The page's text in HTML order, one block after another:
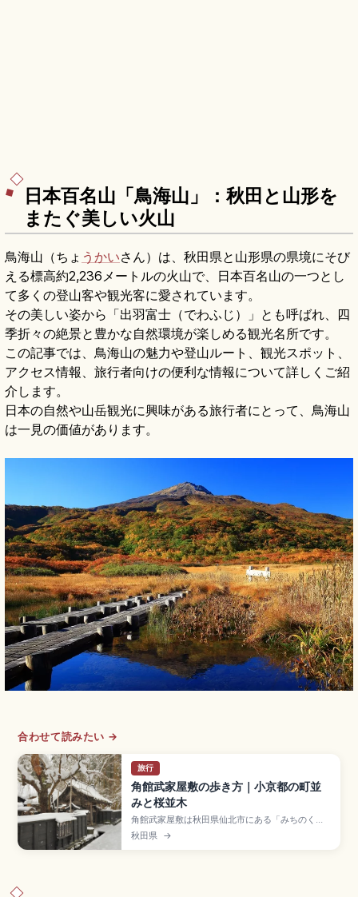
日本百名山「鳥海山」：秋田と山形を
またぐ美しい火山
鳥海山（ちょ うかいさん）は、秋田県と山形県の県境にそび
える標高約2,236メートルの火山で、日本百名山の一つとし
て多くの登山客や観光客に愛されています。
その美しい姿から「出羽富士（でわふじ）」とも呼ばれ、四
季折々の絶景と豊かな自然環境が楽しめる観光名所です。
この記事では、鳥海山の魅力や登山ルート、観光スポット、
アクセス情報、旅行者向けの便利な情報について詳しくご紹
介します。
日本の自然や山岳観光に興味がある旅行者にとって、鳥海山
は一見の価値があります。
合わせて読みたい →
旅行
角館武家屋敷の歩き方｜小京都の町並
みと桜並木
角館武家屋敷は秋田県仙北市にある「みちのくの
小京都」と呼ばれる城下町で、武家屋敷通りが国
の重要伝統的建造物群保存地区に選定された観光
秋田県 →